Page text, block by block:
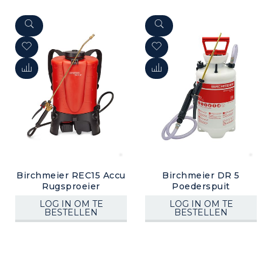
Birchmeier REC15 Accu
Rugsproeier
LOG IN OM TE
BESTELLEN
Birchmeier DR 5
Poederspuit
LOG IN OM TE
BESTELLEN